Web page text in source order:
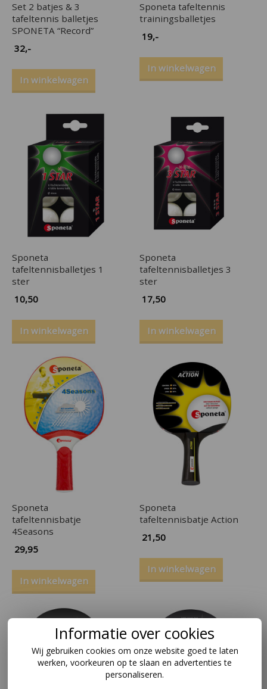
Set 2 batjes & 3
tafeltennis balletjes
SPONETA “Record”
32,-
In winkelwagen
Sponeta tafeltennis
trainingsballetjes
19,-
In winkelwagen
Sponeta
tafeltennisballetjes 1
ster
10,50
In winkelwagen
Sponeta
tafeltennisballetjes 3
ster
17,50
In winkelwagen
Sponeta
tafeltennisbatje
4Seasons
29,95
In winkelwagen
Sponeta
tafeltennisbatje Action
21,50
In winkelwagen
Informatie over cookies
Wij gebruiken cookies om onze website goed te laten
werken, voorkeuren op te slaan en advertenties te
personaliseren.